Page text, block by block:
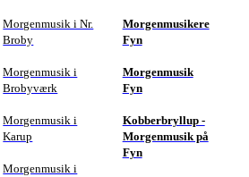
Morgenmusik i Nr.
Broby
Morgenmusik i
Brobyværk
Morgenmusik i
Karup
Morgenmusik i
Morgenmusikere
Fyn
Morgenmusik
Fyn
Kobberbryllup -
Morgenmusik på
Fyn